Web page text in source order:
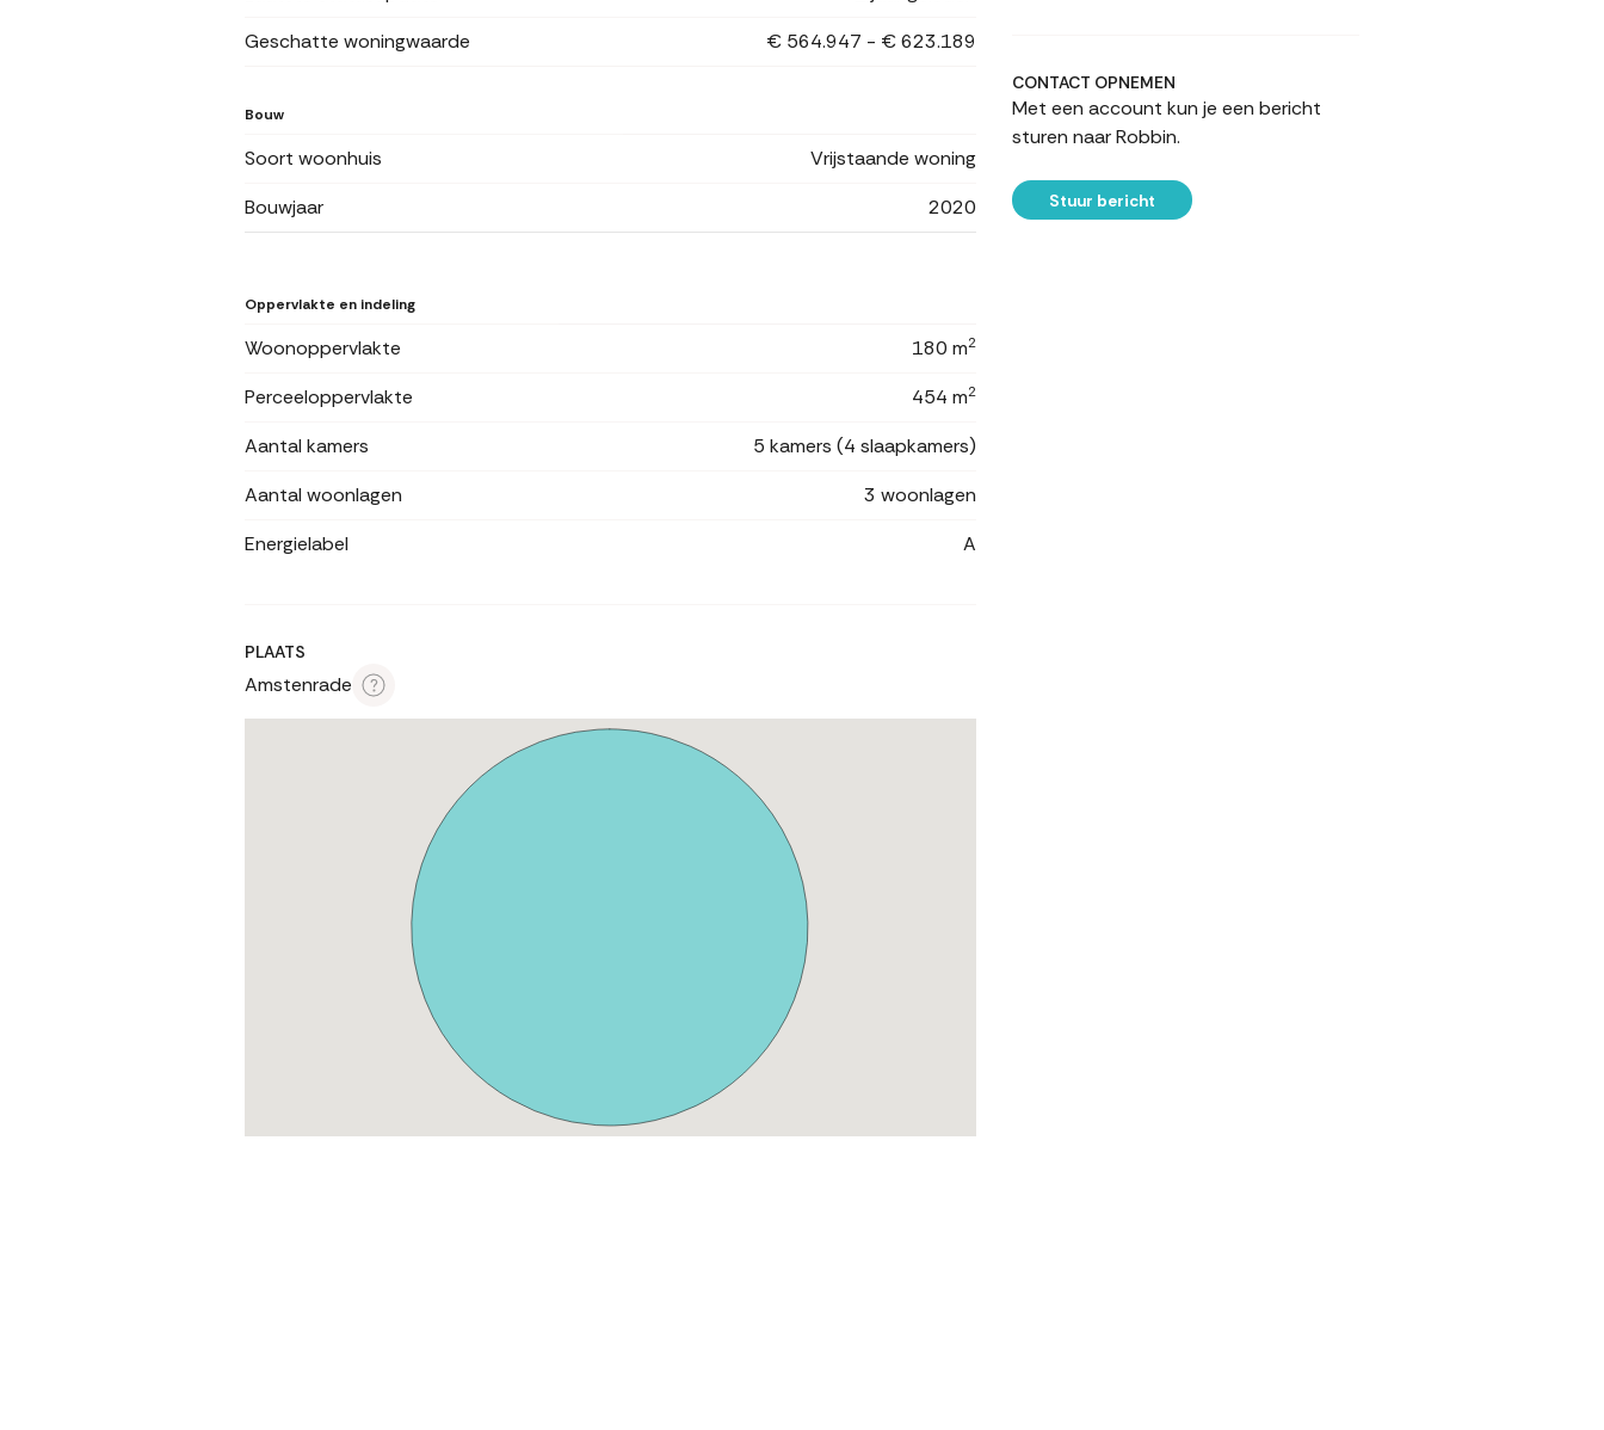
Geschatte woningwaarde
€ 564.947 - € 623.189
Bouw
Soort woonhuis
Vrijstaande woning
Bouwjaar
2020
Oppervlakte en indeling
Woonoppervlakte 180 m2
Perceeloppervlakte 454 m2
Aantal kamers
5 kamers (4 slaapkamers)
Aantal woonlagen
3 woonlagen
Energielabel
A
CONTACT OPNEMEN
Met een account kun je een bericht
sturen naar Robbin.
Stuur bericht
PLAATS
Amstenrade